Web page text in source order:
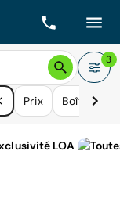
3
Prix Boîtes de